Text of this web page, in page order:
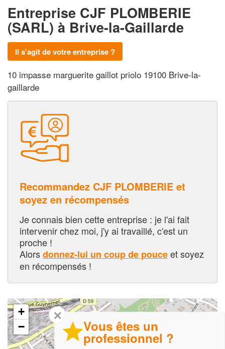
Entreprise CJF PLOMBERIE
(SARL) à Brive-la-Gaillarde
Il s'agit de votre entreprise ?
10 impasse marguerite gaillot priolo 19100 Brive-la-
gaillarde
Recommandez CJF PLOMBERIE et
soyez en récompensés
Je connais bien cette entreprise : je l'ai fait
intervenir chez moi, j'y ai travaillé, c'est un
proche !
Alorsdonnez-lui un coup de pouceet soyez
en récompensés !
+
−
✕
Vous êtes un
professionnel ?